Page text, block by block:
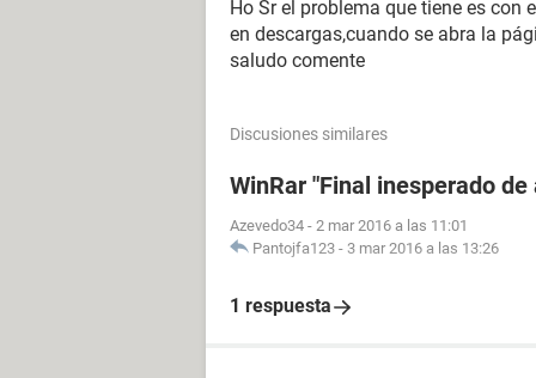
Ho Sr el problema que tiene es con
en descargas,cuando se abra la
saludo comente
Discusiones similares
WinRar "Final inesperado de
Azevedo34 - 2 mar 2016 a las 11:01
Pantojfa123 - 3 mar 2016 a las 13:26
1 respuesta